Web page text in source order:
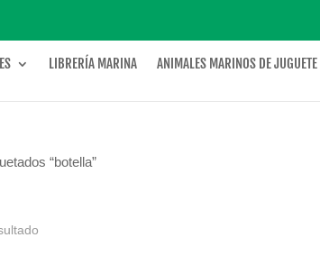
LIBRERÍA MARINA ANIMALES MARINOS DE JUGUETE
“botella”